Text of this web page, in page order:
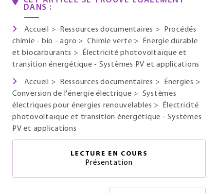
DANS :
Accueil > Ressources documentaires >
Procédés
chimie - bio - agro >Chimie verte >
Énergie durable
et biocarburants >
Électricité photovoltaïque et
transition énergétique - Systèmes PV et applications
Accueil > Ressources documentaires > Énergies >
Conversion de l'énergie électrique > Systèmes
électriques pour énergies renouvelables >
Électricité
photovoltaïque et transition énergétique - Systèmes
PV et applications
LECTURE EN COURS
Présentation